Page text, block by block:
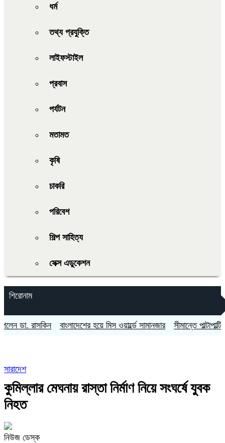
ধর্ম
তথ্য প্রযুক্তি
লাইফস্টাইল
প্রবাস
পর্যটন
মতামত
কৃষি
চাকরি
পরিবেশ
শিল্প সাহিত্য
সেক্স এডুকেশন
শিরোনাম
রাসকিন বাংলাদেশের হয়ে মিস ওয়ার্ল্ডে সামানজার সীমান্তে পাল্টাপাল্টি
সারাদেশ
কুমিল্লার মেঘনায় রাস্তা নির্মাণ নিয়ে সংঘর্ষে যুবক
নিহত
নিউজ ডেস্ক